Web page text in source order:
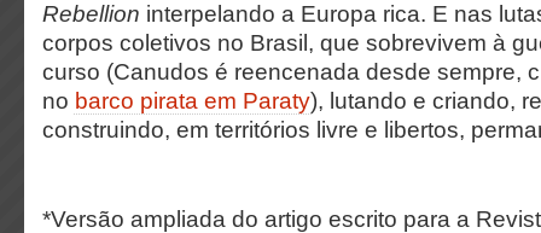
Rebellion interpelando a Europa rica. E nas
corpos coletivos no Brasil, que sobrevivem à
curso (Canudos é reencenada desde sempre,
no barco pirata em Paraty), lutando e criando,
construindo, em territórios livre e libertos,
*Versão ampliada do artigo escrito para a